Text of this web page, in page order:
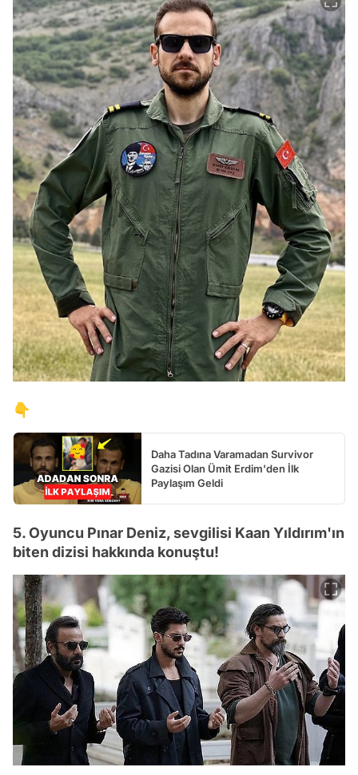
👇
Daha Tadına Varamadan Survivor
Gazisi Olan Ümit Erdim'den İlk
Paylaşım Geldi
5. Oyuncu Pınar Deniz, sevgilisi Kaan Yıldırım'ın
biten dizisi hakkında konuştu!